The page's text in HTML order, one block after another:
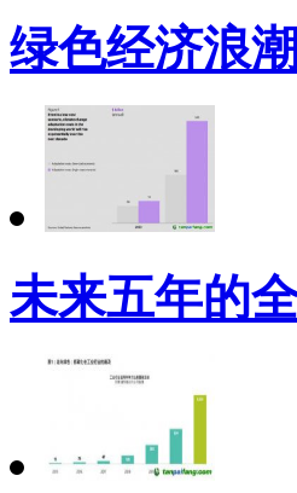
绿色经济浪
未来五年的